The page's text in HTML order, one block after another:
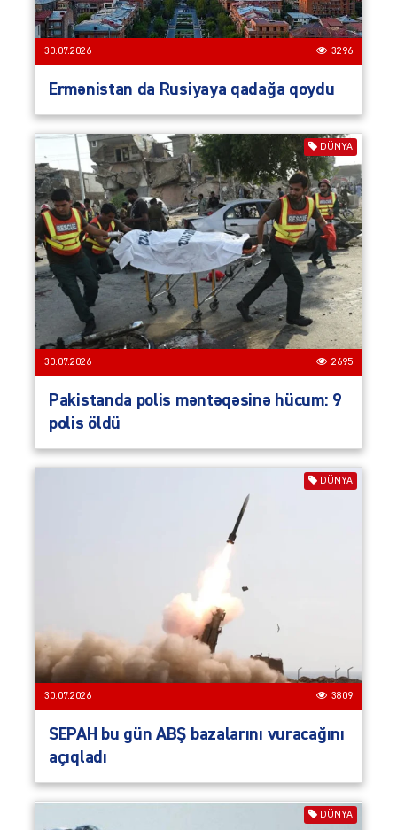
30.07.2026 3296
Ermənistan da Rusiyaya qadağa qoydu
DÜNYA
30.07.2026 2695
Pakistanda polis məntəqəsinə hücum: 9
polis öldü
DÜNYA
30.07.2026 3809
SEPAH bu gün ABŞ bazalarını vuracağını
açıqladı
DÜNYA